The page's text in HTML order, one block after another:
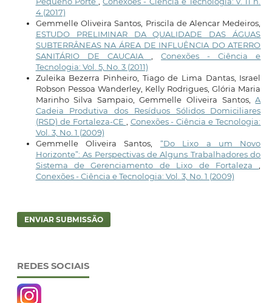
4 (2017)
Gemmelle Oliveira Santos, Priscila de Alencar Medeiros,
ESTUDO PRELIMINAR DA QUALIDADE DAS ÁGUAS
SUBTERRÂNEAS NA ÁREA DE INFLUÊNCIA DO ATERRO
SANITÁRIO DE CAUCAIA
,Conexões - Ciência e
Tecnologia: Vol. 5, No. 3 (2011)
Zuleika Bezerra Pinheiro, Tiago de Lima Dantas, Israel
Robson Pessoa Wanderley, Kelly Rodrigues, Glória Maria
Marinho Silva Sampaio, Gemmelle Oliveira Santos,A
Cadeia Produtiva dos Resíduos Sólidos Domiciliares
(RSD) de Fortaleza-CE
Conexões - Ciência e Tecnologia:
Vol. 3, No. 1 (2009)
Gemmelle Oliveira Santos, “Do Lixo a um Novo
Horizonte”: As Perspectivas de Alguns Trabalhadores do
Sistema de Gerenciamento de Lixo de Fortaleza
Conexões - Ciência e Tecnologia: Vol. 3, No. 1 (2009)
ENVIAR SUBMISSÃO
REDES SOCIAIS